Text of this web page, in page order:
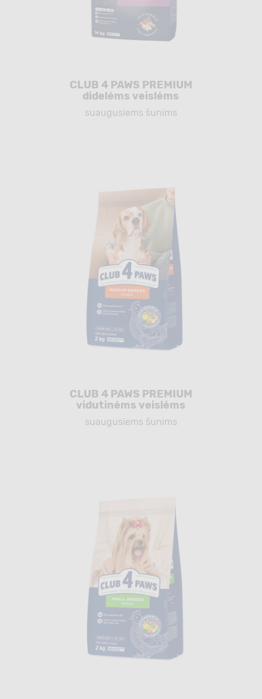
CLUB 4 PAWS PREMIUM
didelėms veislėms
suaugusiems šunims
CLUB 4 PAWS PREMIUM
vidutinėms veislėms
suaugusiems šunims